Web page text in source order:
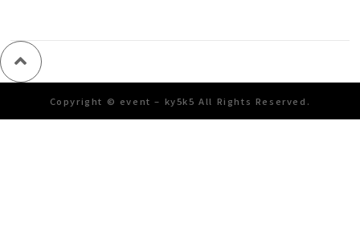
Copyright © event – ky5k5 All Rights Reserved.